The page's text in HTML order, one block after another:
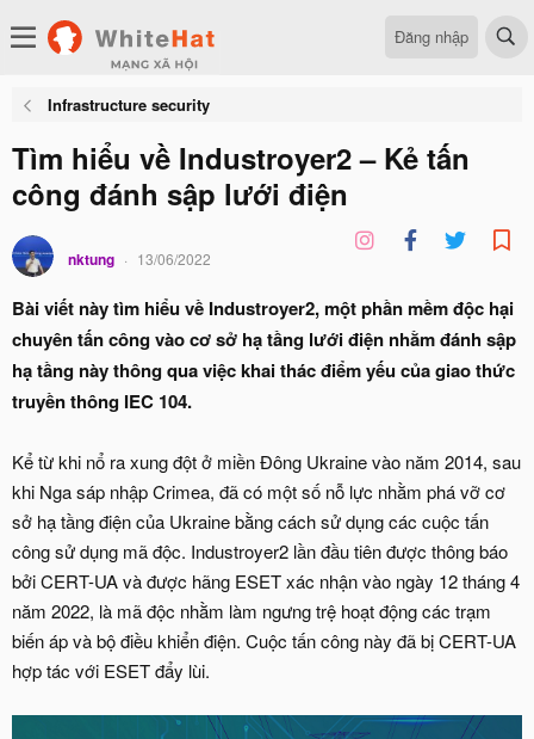
Đăng nhập
Infrastructure security
Tìm hiểu về Industroyer2 – Kẻ tấn
công đánh sập lưới điện
nktung 13/06/2022
Bài viết này tìm hiểu về Industroyer2, một phần mềm độc hại
chuyên tấn công vào cơ sở hạ tầng lưới điện nhằm đánh sập
hạ tầng này thông qua việc khai thác điểm yếu của giao thức
truyền thông IEC 104.
Kể từ khi nổ ra xung đột ở miền Đông Ukraine vào năm 2014, sau
khi Nga sáp nhập Crimea, đã có một số nỗ lực nhằm phá vỡ cơ
sở hạ tầng điện của Ukraine bằng cách sử dụng các cuộc tấn
công sử dụng mã độc. Industroyer2 lần đầu tiên được thông báo
bởi CERT-UA và được hãng ESET xác nhận vào ngày 12 tháng 4
năm 2022, là mã độc nhằm làm ngưng trệ hoạt động các trạm
biến áp và bộ điều khiển điện. Cuộc tấn công này đã bị CERT-UA
hợp tác với ESET đẩy lùi.